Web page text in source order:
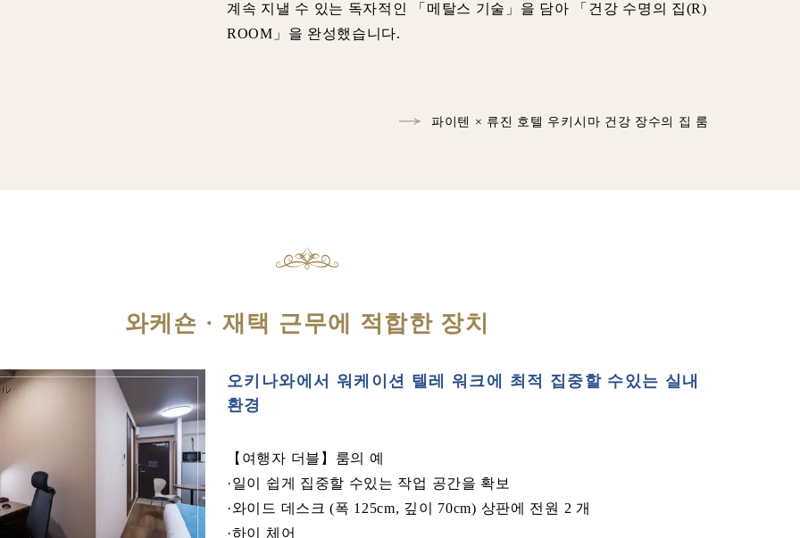
계속 지낼 수 있는 독자적인 「메탈스 기술」을 담아 「건강 수명의 집(R)
ROOM」을 완성했습니다.
파이텐 × 류진 호텔 우키시마 건강 장수의 집 룸
와케숀 · 재택 근무에 적합한 장치
오키나와에서 워케이션 텔레 워크에 최적 집중할 수있는 실내
환경
【여행자 더블】룸의 예
·일이 쉽게 집중할 수있는 작업 공간을 확보
·와이드 데스크 (폭 125cm, 깊이 70cm) 상판에 전원 2 개
·하이 체어